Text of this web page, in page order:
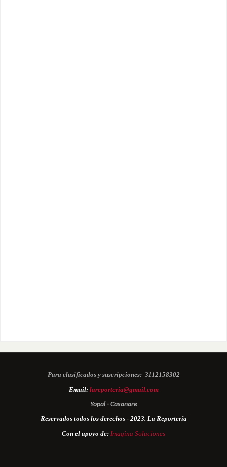
Para clasificados y suscripciones: 3112158302
Email: lareporteria@gmail.com
Yopal - Casanare
Reservados todos los derechos - 2023. La Reportería
Con el apoyo de: Imagina Soluciones